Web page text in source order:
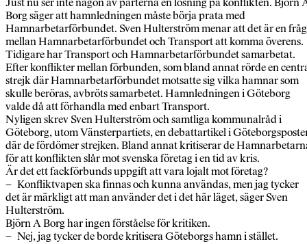
Just nu ser inte någon av parterna en lösning på konflikten. Björn
Borg säger att hamnledningen måste börja prata med
Hamnarbetarförbundet. Sven Hulterström menar att det är en
mellan Hamnarbetarförbundet och Transport att komma överens.
Tidigare har Transport och Hamnarbetarförbundet samarbetat.
Efter konflikter mellan förbunden, som bland annat rörde en
strejk där Hamnarbetarförbundet motsatte sig vilka hamnar som
skulle beröras, avbröts samarbetet. Hamnledningen i Göteborg
valde då att förhandla med enbart Transport.
Nyligen skrev Sven Hulterström och samtliga kommunalråd i
Göteborg, utom Vänsterpartiets, en debattartikel i
där de fördömer strejken. Bland annat kritiserar de
för att konflikten slår mot svenska företag i en tid av kris.
Är det ett fackförbunds uppgift att vara lojalt mot företag?
– Konfliktvapen ska finnas och kunna användas, men jag tycker
det är märkligt att man använder det i det här läget, säger Sven
Hulterström.
Björn A Borg har ingen förståelse för kritiken.
– Nej, jag tycker de borde kritisera Göteborgs hamn i stället.